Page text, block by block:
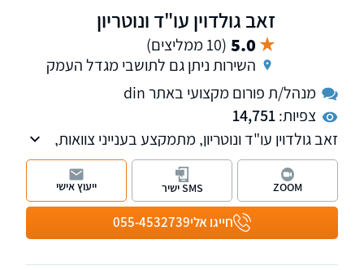
זאב גולדוין עו"ד ונוטריון
5.0 (10 ממליצים)
השירות ניתן גם לתושבי מגדל העמק
מנהל/ת פורום מקצועי באתר din
צפיות:14,751
זאב גולדוין עו"ד ונוטריון, מתמקצע בענייני צוואות,
ירושה וייפוי כח מתמשך, וכן בענייני נדל"ן במגזר
הכפרי ומלווה מועמדים בבחירות לרשויות
המקומיות.
חייגו אלי055-4532739
ZOOM SMS ישיר ייעוץ אישי